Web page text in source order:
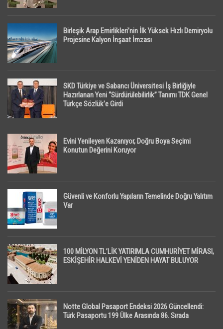
Birleşik Arap Emirlikleri’nin İlk Yüksek Hızlı Demiryolu
Projesine Kalyon İnşaat İmzası
SKD Türkiye ve Sabancı Üniversitesi İş Birliğiyle
Hazırlanan Yeni “Sürdürülebilirlik” Tanımı TDK Genel
Türkçe Sözlük’e Girdi
Evini Yenileyen Kazanıyor, Doğru Boya Seçimi
Konutun Değerini Koruyor
Güvenli ve Konforlu Yapıların Temelinde Doğru Yalıtım
Var
100 MİLYON TL’LİK YATIRIMLA CUMHURİYET MİRASI,
ESKİŞEHİR HALKEVİ YENİDEN HAYAT BULUYOR
Notte Global Pasaport Endeksi 2026 Güncellendi:
Türk Pasaportu 199 Ülke Arasında 86. Sırada